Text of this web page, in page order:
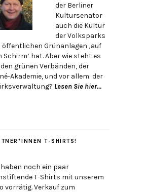
der Berliner
Kultursenator
auch die Kultur
der Volksparks
öffentlichen Grünanlagen ‚auf
Schirm‘ hat. Aber wie steht es
grünen Verbänden, der
Akademie, und vor allem: der
Lesen Sie hier…
T-SHIRTS!
noch ein paar
T-Shirts mit unserem
vorrätig. Verkauf zum